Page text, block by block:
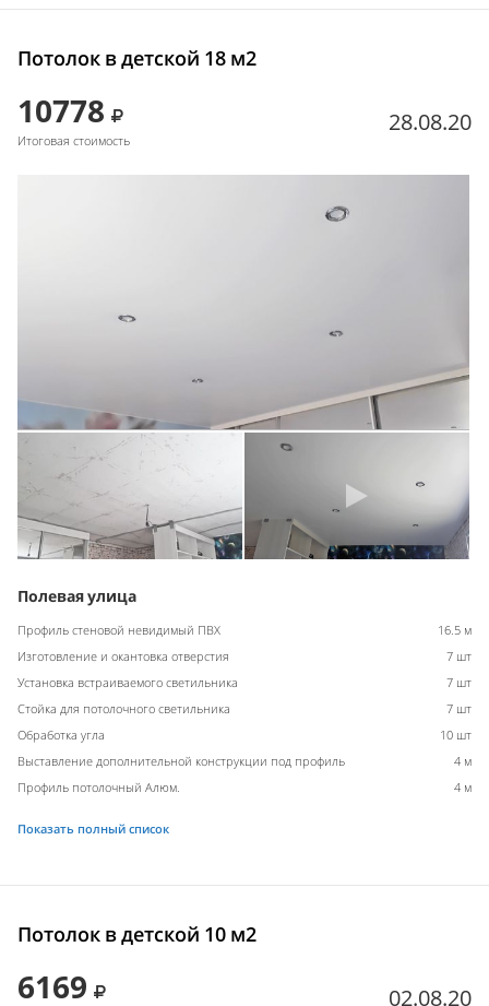
Потолок в детской 18 м2
10778
Итоговая стоимость
28.08.20
Полевая улица
Профиль стеновой невидимый ПВХ
16.5 м
Изготовление и окантовка отверстия
7 шт
Установка встраиваемого светильника
7 шт
Стойка для потолочного светильника
7 шт
Обработка угла
10 шт
Выставление дополнительной конструкции под профиль
4 м
Профиль потолочный Алюм.
4 м
Показать полный список
Потолок в детской 10 м2
6169 02.08.20